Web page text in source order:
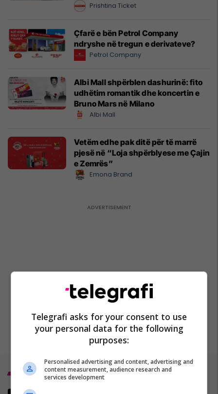
Prishtina Ticket
Çfarë e bën Petrol Company
ndryshe në tregun e derivateve?
Petrol Company
Albi Mall shpërblen dashurinë: fito
udhëtim romantik dhe koncertin e
Bruno Mars në Milano
Albi Mall
Vetëm edhe pak ditë për të marrë
pjesë në “Loja shpërblyese me Çajin
e Zemrës”
Emona Brand
Top 5
Telegrafi asks for your consent to use
your personal data for the following
purposes:
Personalised advertising and content, advertising and
content measurement, audience research and
services development